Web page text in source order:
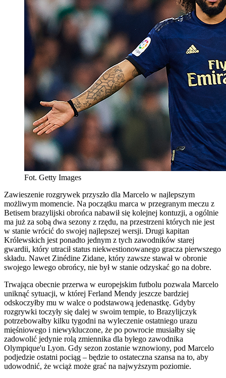
Fot. Getty Images
Zawieszenie rozgrywek przyszło dla Marcelo w najlepszym
możliwym momencie. Na początku marca w przegranym meczu z
Betisem brazylijski obrońca nabawił się kolejnej kontuzji, a ogólnie
ma już za sobą dwa sezony z rzędu, na przestrzeni których nie jest
w stanie wrócić do swojej najlepszej wersji. Drugi kapitan
Królewskich jest ponadto jednym z tych zawodników starej
gwardii, który utracił status niekwestionowanego gracza pierwszego
składu. Nawet Zinédine Zidane, który zawsze stawał w obronie
swojego lewego obrońcy, nie był w stanie odzyskać go na dobre.
Trwająca obecnie przerwa w europejskim futbolu pozwala Marcelo
uniknąć sytuacji, w której Ferland Mendy jeszcze bardziej
odskoczyłby mu w walce o podstawową jedenastkę. Gdyby
rozgrywki toczyły się dalej w swoim tempie, to Brazylijczyk
potrzebowałby kilku tygodni na wyleczenie ostatniego urazu
mięśniowego i niewykluczone, że po powrocie musiałby się
zadowolić jedynie rolą zmiennika dla byłego zawodnika
Olympique'u Lyon. Gdy sezon zostanie wznowiony, pod Marcelo
podjedzie ostatni pociąg – będzie to ostateczna szansa na to, aby
udowodnić, że wciąż może grać na najwyższym poziomie.